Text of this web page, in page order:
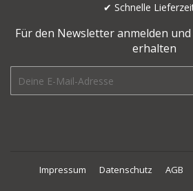
✔ Schnelle
Für den Newsletter anmelden
erhalten
mail
Impressum Datenschutz AGB